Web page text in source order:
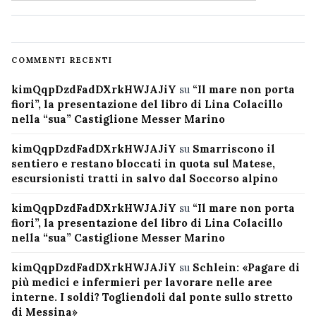
COMMENTI RECENTI
kimQqpDzdFadDXrkHWJAJiY su “Il mare non porta
fiori”, la presentazione del libro di Lina Colacillo
nella “sua” Castiglione Messer Marino
kimQqpDzdFadDXrkHWJAJiY su Smarriscono il
sentiero e restano bloccati in quota sul Matese,
escursionisti tratti in salvo dal Soccorso alpino
kimQqpDzdFadDXrkHWJAJiY su “Il mare non porta
fiori”, la presentazione del libro di Lina Colacillo
nella “sua” Castiglione Messer Marino
kimQqpDzdFadDXrkHWJAJiY su Schlein: «Pagare di
più medici e infermieri per lavorare nelle aree
interne. I soldi? Togliendoli dal ponte sullo stretto
di Messina»